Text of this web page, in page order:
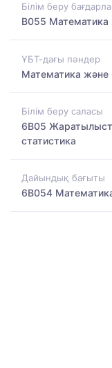
Білім беру
B055 Математика
ҰБТ-дағы пәндер
Математика және
Білім беру саласы
6B05
статистика
Дайындық бағыты
6B054